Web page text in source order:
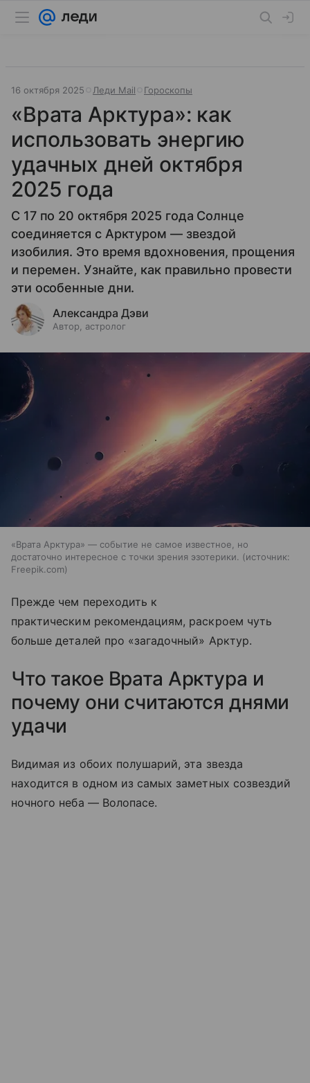
16 октября 2025 Леди Mail Гороскопы
«Врата Арктура»: как
использовать энергию
удачных дней октября
2025 года
С 17 по 20 октября 2025 года Солнце
соединяется с Арктуром — звездой
изобилия. Это время вдохновения, прощения
и перемен. Узнайте, как правильно провести
эти особенные дни.
Александра Дэви
Автор, астролог
«Врата Арктура» — событие не самое известное, но
достаточно интересное с точки зрения эзотерики.
источник:
Freepik.com
Прежде чем переходить к
практическим рекомендациям, раскроем чуть
больше деталей про «загадочный» Арктур.
Что такое Врата Арктура и
почему они считаются днями
удачи
Видимая из обоих полушарий, эта звезда
находится в одном из самых заметных созвездий
ночного неба — Волопасе.